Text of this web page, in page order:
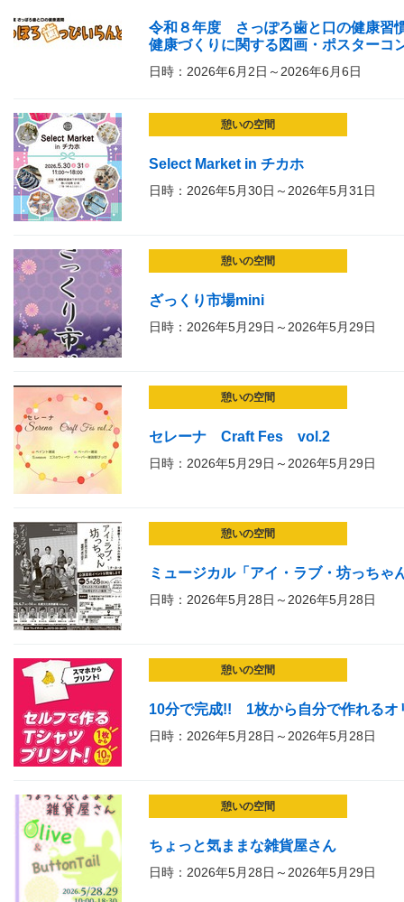
令和８年度 さっぽろ歯と口の健康習
健康づくりに関する図画・ポスターコ
日時：2026年6月2日～2026年6月6日
憩いの空間
Select Market in チカホ
日時：2026年5月30日～2026年5月31日
憩いの空間
ざっくり市場mini
日時：2026年5月29日～2026年5月29日
憩いの空間
セレーナ Craft Fes vol.2
日時：2026年5月29日～2026年5月29日
憩いの空間
ミュージカル「アイ・ラブ・坊っちゃ
日時：2026年5月28日～2026年5月28日
憩いの空間
10分で完成!! 1枚から自分で作れるオ
日時：2026年5月28日～2026年5月28日
憩いの空間
ちょっと気ままな雑貨屋さん
日時：2026年5月28日～2026年5月29日